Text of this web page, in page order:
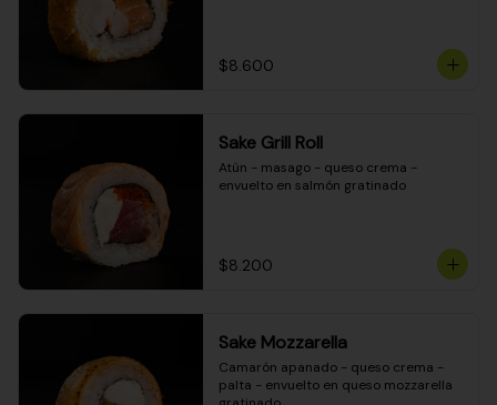
$8.600
Sake Grill Roll
Atún - masago - queso crema -
envuelto en salmón gratinado
$8.200
Sake Mozzarella
Camarón apanado - queso crema -
palta - envuelto en queso mozzarella